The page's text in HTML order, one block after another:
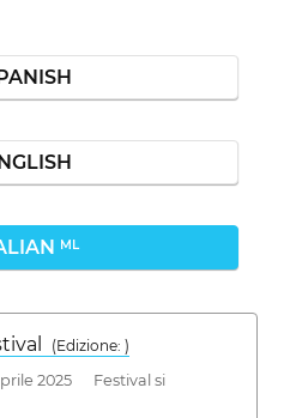
ML
( Edizione: )
2025 Festival si